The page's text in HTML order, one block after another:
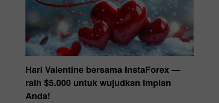
Hari Valentine bersama InstaForex —
raih $5.000 untuk wujudkan impian
Anda!